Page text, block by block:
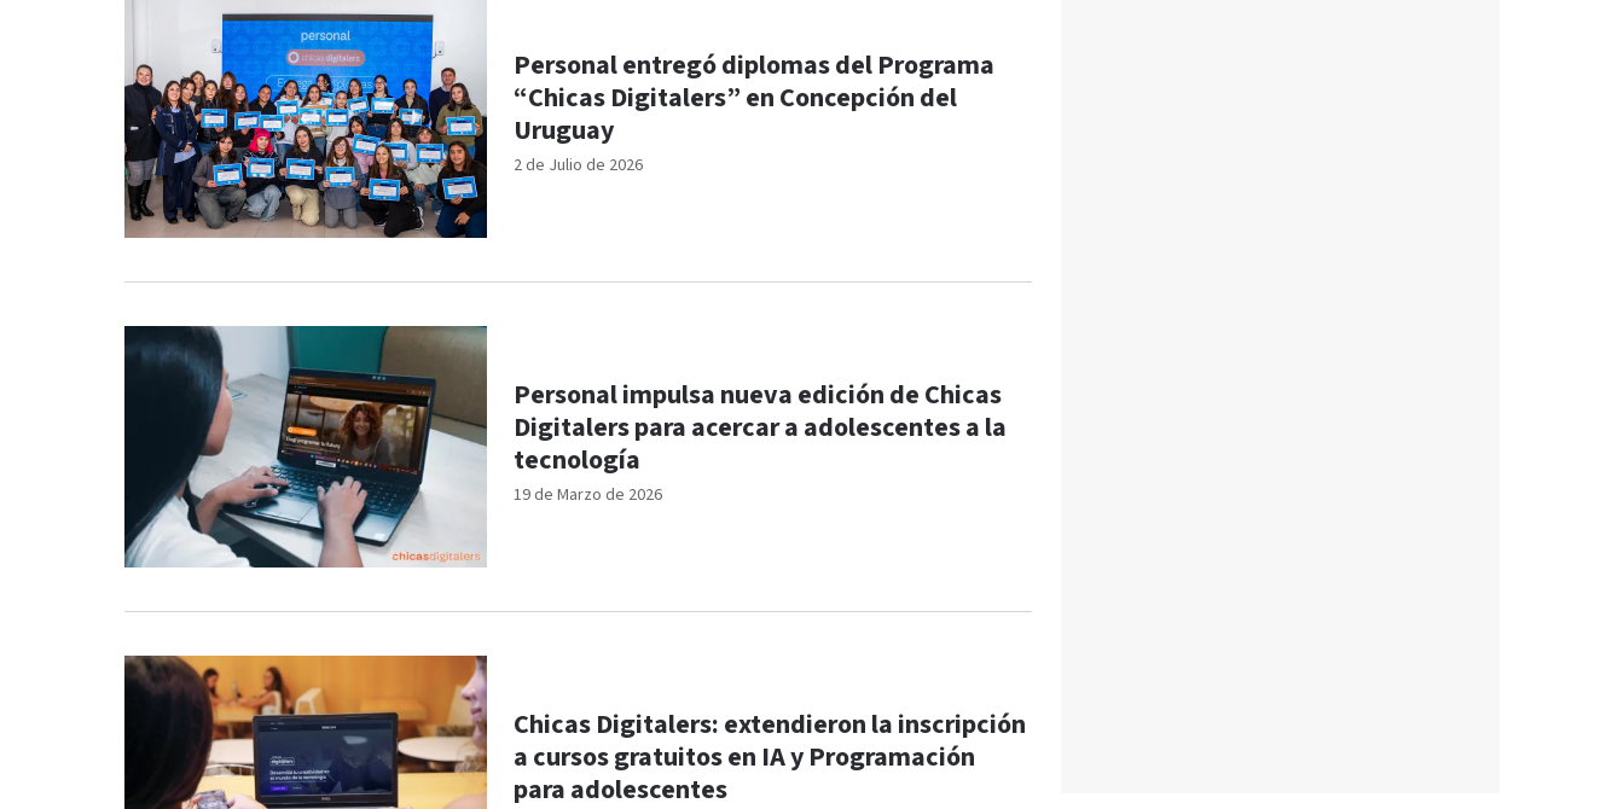
2 de Julio de 2026
Personal entregó diplomas del Programa
“Chicas Digitalers” en Concepción del
Uruguay
19 de Marzo de 2026
Personal impulsa nueva edición de Chicas
Digitalers para acercar a adolescentes a la
tecnología
Chicas Digitalers: extendieron la inscripción
a cursos gratuitos en IA y Programación
para adolescentes